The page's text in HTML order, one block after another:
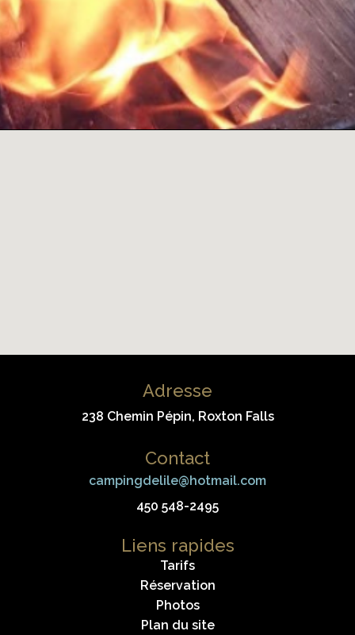
Adresse
238 Chemin Pépin, Roxton Falls
Contact
campingdelile@hotmail.com
450 548-2495
Liens rapides
Tarifs
Réservation
Photos
Plan du site